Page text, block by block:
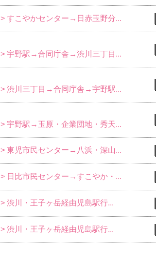
> すこやかセンター→日赤玉野分...
> 宇野駅→合同庁舎→渋川三丁目...
> 渋川三丁目→合同庁舎→宇野駅...
> 宇野駅→玉原・企業団地・秀天...
> 東児市民センター→八浜・深山...
> 日比市民センター→すこやか・...
> 渋川・王子ヶ岳経由児島駅行...
> 渋川・王子ヶ岳経由児島駅行...